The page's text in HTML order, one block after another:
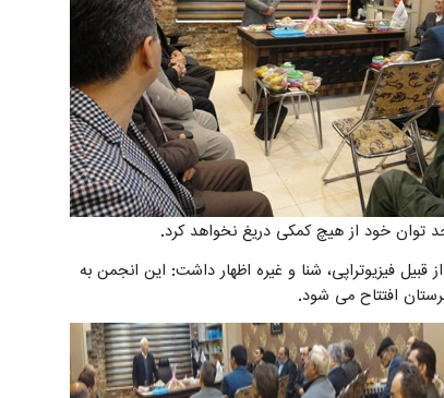
توان خود از هیچ کمکی دریغ نخواهد کرد.
فیزیوتراپی، شنا و غیره اظهار داشت: این انجمن به
افتتاح می شود.